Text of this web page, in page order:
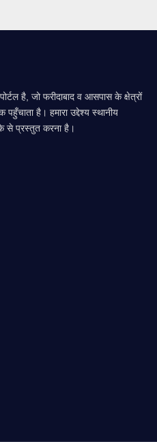
है, जो फरीदाबाद व आसपास के क्षेत्रों
है। हमारा उद्देश्य स्थानीय
से प्रस्तुत करना है।